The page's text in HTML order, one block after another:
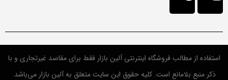
استفاده از مطالب فروشگاه اینترنتی آلین بازار فقط برای مقاصد غیرتجاری و با
ذکر منبع بلامانع است. کلیه حقوق این سایت متعلق به آلین بازار می‌باشد.